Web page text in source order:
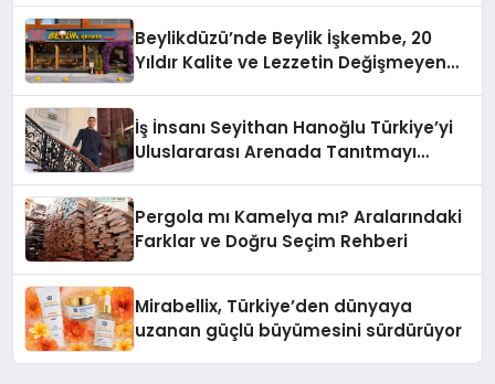
Beylikdüzü’nde Beylik İşkembe, 20
Yıldır Kalite ve Lezzetin Değişmeyen
İş İnsanı Seyithan Hanoğlu Türkiye’yi
Uluslararası Arenada Tanıtmayı
Pergola mı Kamelya mı? Aralarındaki
Farklar ve Doğru Seçim Rehberi
Mirabellix, Türkiye’den dünyaya
uzanan güçlü büyümesini sürdürüyor